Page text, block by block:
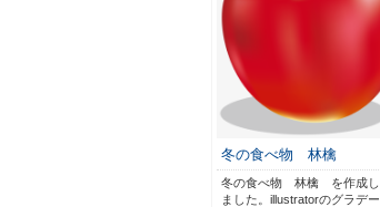
冬の食べ物 林檎
冬の食べ物 林檎 を作成し
ました。illustratorのグラデー